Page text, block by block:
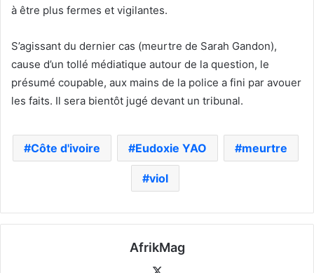
à être plus fermes et vigilantes.
S’agissant du dernier cas (meurtre de Sarah Gandon),
cause d’un tollé médiatique autour de la question, le
présumé coupable, aux mains de la police a fini par avouer
les faits. Il sera bientôt jugé devant un tribunal.
Côte d'ivoire Eudoxie YAO meurtre
viol
AfrikMag